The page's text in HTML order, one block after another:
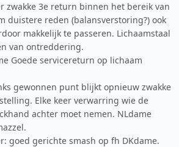
zwakke 3e return binnen het bereik van
duistere reden (balansverstoring?) ook
makkelijk te passeren. Lichaamstaal
van ontreddering.
Goede servicereturn op lichaam
gewonnen punt blijkt opnieuw zwakke
Elke keer verwarring wie de
achter moet nemen. NLdame
goed gerichte smash op fh DKdame.